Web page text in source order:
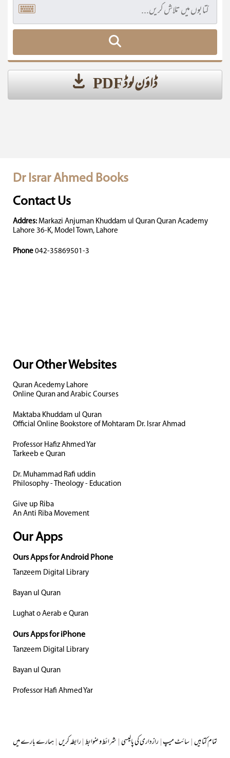
ڈاؤن لوڈ PDF
Dr Israr Ahmed Books
Contact Us
Addres: Markazi Anjuman Khuddam ul Quran Quran Academy
Lahore 36-K, Model Town, Lahore
Phone 042-35869501-3
Our Other Websites
Quran Acedemy Lahore
Online Quran and Arabic Courses
Maktaba Khuddam ul Quran
Official Online Bookstore of Mohtaram Dr. Israr Ahmad
Professor Hafiz Ahmed Yar
Tarkeeb e Quran
Dr. Muhammad Rafi uddin
Philosophy - Theology - Education
Give up Riba
An Anti Riba Movement
Our Apps
Ours Apps for Android Phone
Tanzeem Digital Library
Bayan ul Quran
Lughat o Aerab e Quran
Ours Apps for iPhone
Tanzeem Digital Library
Bayan ul Quran
Professor Hafi Ahmed Yar
ہمارے بارے میں|رابطہ کریں|شرائط و ضوابط|رازداری کی پالیسی|سائٹ میپ|تمام کتابیں